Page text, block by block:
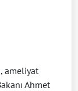
ameliyat
Ahmet